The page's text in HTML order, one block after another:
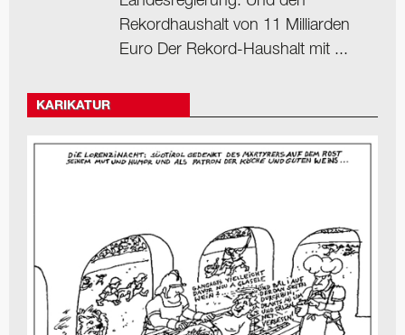
Rekordhaushalt von 11 Milliarden
Euro Der Rekord-Haushalt mit ...
KARIKATUR